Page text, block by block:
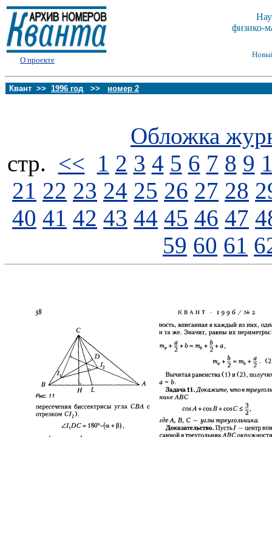
О проекте
физико-
Квант >> 1996 год >> номер 2
Обложка
стp. << 1 2 3 4 5 6 7 8 9
21 22 23 24 25 26 27 28
40 41 42 43 44 45 46 47
59 60 61